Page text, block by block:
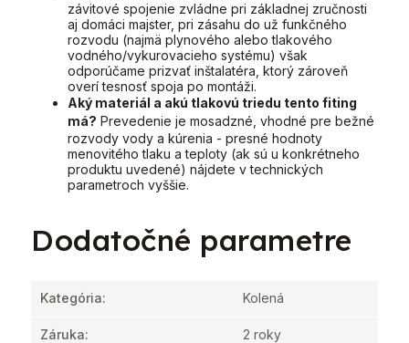
závitové spojenie zvládne pri základnej zručnosti
aj domáci majster, pri zásahu do už funkčného
rozvodu (najmä plynového alebo tlakového
vodného/vykurovacieho systému) však
odporúčame prizvať inštalatéra, ktorý zároveň
overí tesnosť spoja po montáži.
Aký materiál a akú tlakovú triedu tento fiting
má? Prevedenie je mosadzné, vhodné pre bežné
rozvody vody a kúrenia - presné hodnoty
menovitého tlaku a teploty (ak sú u konkrétneho
produktu uvedené) nájdete v technických
parametroch vyššie.
Dodatočné parametre
Kategória: Kolená
Záruka: 2 roky